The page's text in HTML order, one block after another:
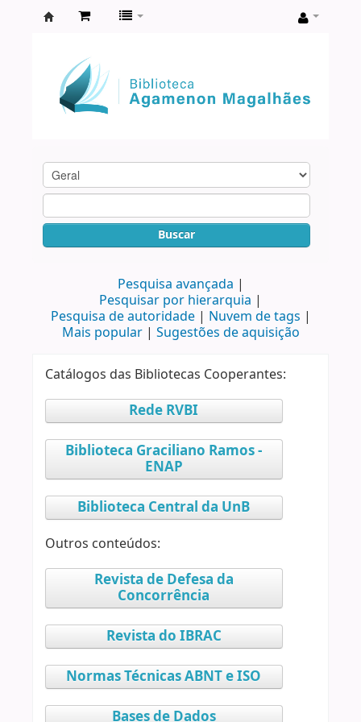
Agamenon
Magalhães
Buscar
Pesquisa avançada
Pesquisar por hierarquia
Pesquisa de autoridade
Nuvem de tags
Mais popular
Sugestões de aquisição
Catálogos das Bibliotecas Cooperantes:
Rede RVBI
Biblioteca Graciliano Ramos -
ENAP
Biblioteca Central da UnB
Outros conteúdos:
Revista de Defesa da
Concorrência
Revista do IBRAC
Normas Técnicas ABNT e ISO
Bases de Dados